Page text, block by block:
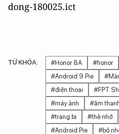
dong-180025.ict
TỪ KHÓA: #Honor 8A #honor
#Android 9 Pie
#điện thoại
#FPT
#máy ảnh
#âm
#trang bị
#thẻ nhớ
#Android Pie
#bộ